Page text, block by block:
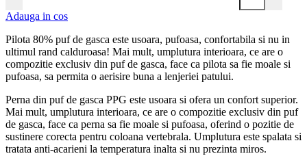
Adauga in cos
Pilota 80% puf de gasca este usoara, pufoasa, confortabila si nu in
ultimul rand calduroasa! Mai mult, umplutura interioara, ce are o
compozitie exclusiv din puf de gasca, face ca pilota sa fie moale si
pufoasa, sa permita o aerisire buna a lenjeriei patului.
Perna din puf de gasca PPG este usoara si ofera un confort superior.
Mai mult, umplutura interioara, ce are o compozitie exclusiv din puf
de gasca, face ca perna sa fie moale si pufoasa, oferind o pozitie de
sustinere corecta pentru coloana vertebrala. Umplutura este spalata si
tratata anti-acarieni la temperatura inalta si nu prezinta miros.